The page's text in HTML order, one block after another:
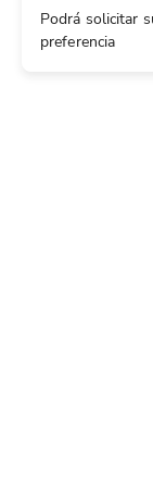
Podrá solicitar
preferencia